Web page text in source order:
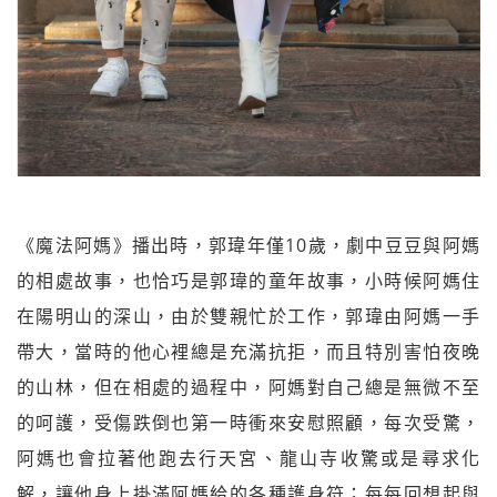
《魔法阿媽》播出時，郭瑋年僅10歲，劇中豆豆與阿媽
的相處故事，也恰巧是郭瑋的童年故事，小時候阿媽住
在陽明山的深山，由於雙親忙於工作，郭瑋由阿媽一手
帶大，當時的他心裡總是充滿抗拒，而且特別害怕夜晚
的山林，但在相處的過程中，阿媽對自己總是無微不至
的呵護，受傷跌倒也第一時衝來安慰照顧，每次受驚，
阿媽也會拉著他跑去行天宮、龍山寺收驚或是尋求化